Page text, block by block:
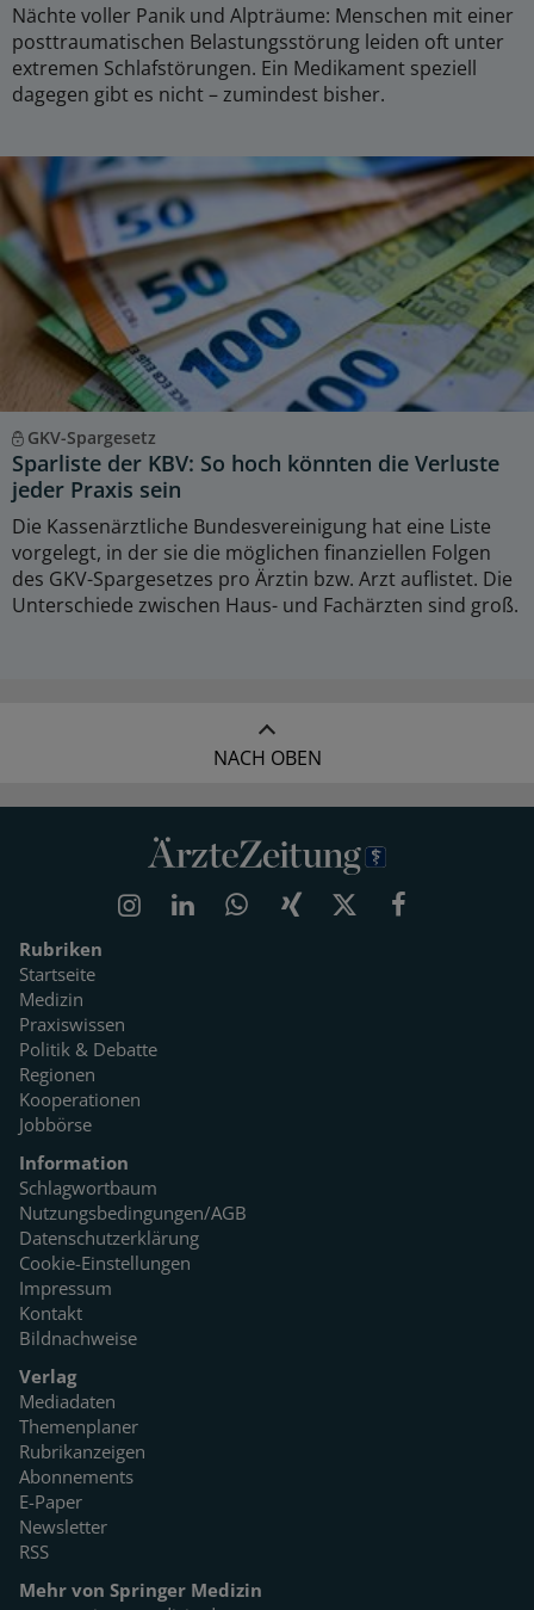
Nächte voller Panik und Alpträume: Menschen mit einer
posttraumatischen Belastungsstörung leiden oft unter
extremen Schlafstörungen. Ein Medikament speziell
dagegen gibt es nicht – zumindest bisher.
GKV-Spargesetz
Sparliste der KBV: So hoch könnten die Verluste
jeder Praxis sein
Die Kassenärztliche Bundesvereinigung hat eine Liste
vorgelegt, in der sie die möglichen finanziellen Folgen
des GKV-Spargesetzes pro Ärztin bzw. Arzt auflistet. Die
Unterschiede zwischen Haus- und Fachärzten sind groß.
NACH OBEN
Rubriken
Startseite
Medizin
Praxiswissen
Politik & Debatte
Regionen
Kooperationen
Jobbörse
Information
Schlagwortbaum
Nutzungsbedingungen/AGB
Datenschutzerklärung
Cookie-Einstellungen
Impressum
Kontakt
Bildnachweise
Verlag
Mediadaten
Themenplaner
Rubrikanzeigen
Abonnements
E-Paper
Newsletter
RSS
Mehr von Springer Medizin